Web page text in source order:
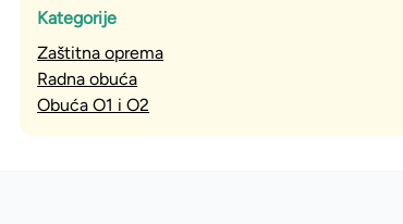
Kategorije
Zaštitna oprema
Radna obuća
Obuća O1 i O2